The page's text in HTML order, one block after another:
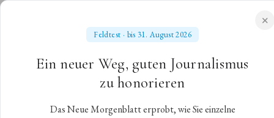
NEUES MORGENBLATT
für gebildete Stände
✕
Feldtest · bis 31. August 2026
Ein neuer Weg, guten Journalismus
zu honorieren
Das Neue Morgenblatt erprobt, wie Sie einzelne